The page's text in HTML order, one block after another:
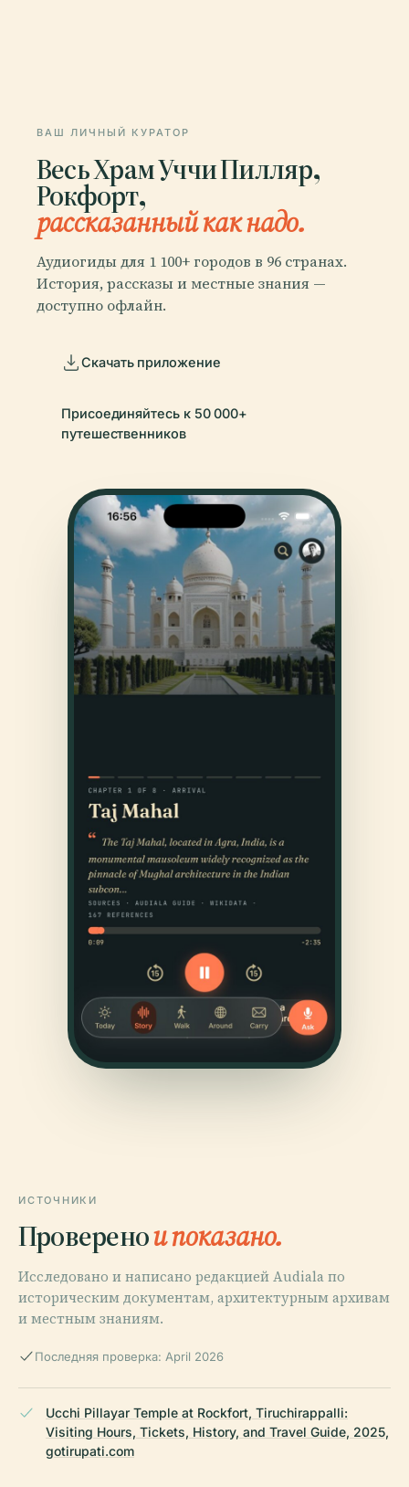
ВАШ ЛИЧНЫЙ КУРАТОР
Весь Храм Уччи Пилляр,
Рокфорт,
рассказанный как надо.
Аудиогиды для 1 100+ городов в 96 странах.
История, рассказы и местные знания —
доступно офлайн.
Скачать приложение
Присоединяйтесь к 50 000+
путешественников
ИСТОЧНИКИ
Проверенои показано.
Исследовано и написано редакцией Audiala по
историческим документам, архитектурным архивам
и местным знаниям.
Последняя проверка: April 2026
Ucchi Pillayar Temple at Rockfort, Tiruchirappalli:
Visiting Hours, Tickets, History, and Travel Guide, 2025,
gotirupati.com